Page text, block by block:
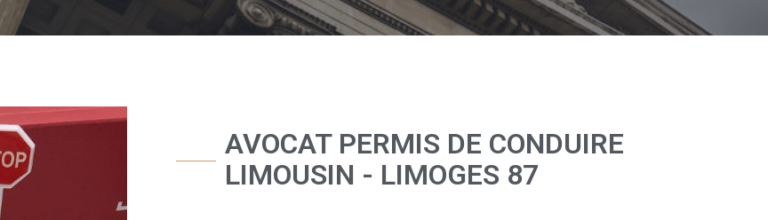
AVOCAT PERMIS DE CONDUIRE
LIMOUSIN - LIMOGES 87